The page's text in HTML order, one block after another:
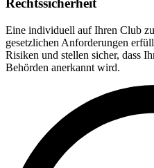
Rechtssicherheit
Eine individuell auf Ihren Club
gesetzlichen Anforderungen
Risiken und stellen sicher, dass
Behörden anerkannt wird.